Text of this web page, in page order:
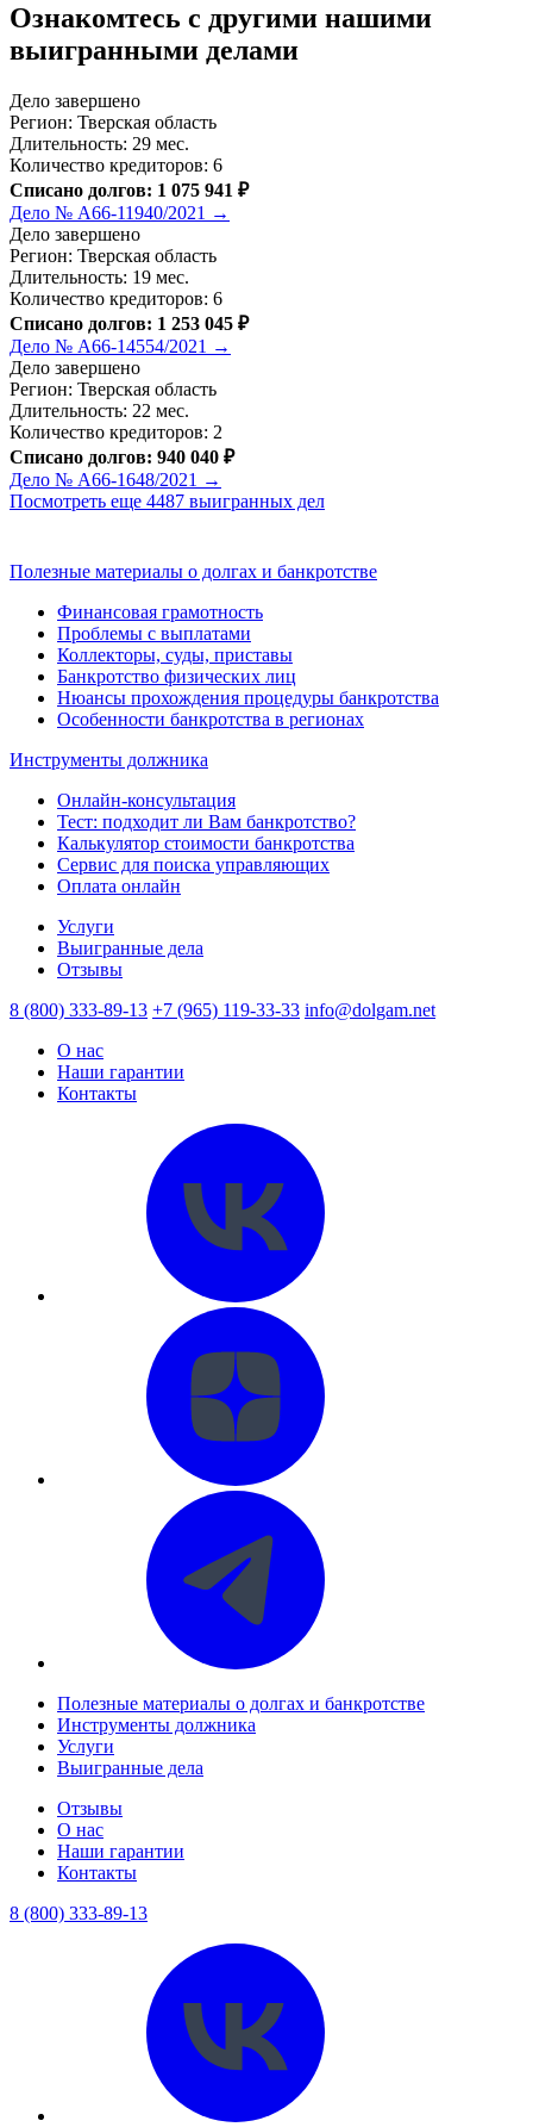
Ознакомтесь c другими нашими
выигранными делами
Дело завершено
Регион: Тверская область
Длительность: 29 мес.
Количество кредиторов: 6
Списано долгов: 1 075 941 ₽
Дело № А66-11940/2021 →
Дело завершено
Регион: Тверская область
Длительность: 19 мес.
Количество кредиторов: 6
Списано долгов: 1 253 045 ₽
Дело № А66-14554/2021 →
Дело завершено
Регион: Тверская область
Длительность: 22 мес.
Количество кредиторов: 2
Списано долгов: 940 040 ₽
Дело № А66-1648/2021 →
Посмотреть еще 4487 выигранных дел
Полезные материалы о долгах и банкротстве
Финансовая грамотность
Проблемы с выплатами
Коллекторы, суды, приставы
Банкротство физических лиц
Нюансы прохождения процедуры банкротства
Особенности банкротства в регионах
Инструменты должника
Онлайн-консультация
Тест: подходит ли Вам банкротство?
Калькулятор стоимости банкротства
Сервис для поиска управляющих
Оплата онлайн
Услуги
Выигранные дела
Отзывы
8 (800) 333-89-13 +7 (965) 119-33-33 info@dolgam.net
О нас
Наши гарантии
Контакты
Полезные материалы о долгах и банкротстве
Инструменты должника
Услуги
Выигранные дела
Отзывы
О нас
Наши гарантии
Контакты
8 (800) 333-89-13